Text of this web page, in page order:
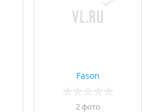
Fason
2 фото